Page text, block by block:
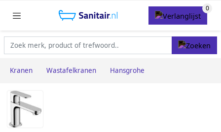
Kranen Wastafelkranen Hansgrohe